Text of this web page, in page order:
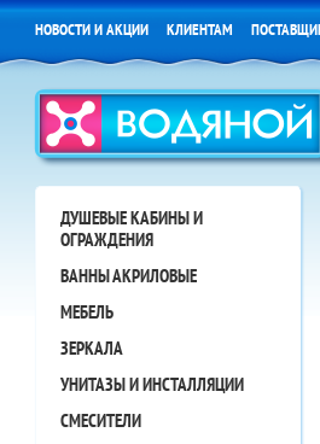
НОВОСТИ И АКЦИИ КЛИЕНТАМ
ДУШЕВЫЕ КАБИНЫ И
ОГРАЖДЕНИЯ
ВАННЫ АКРИЛОВЫЕ
МЕБЕЛЬ
ЗЕРКАЛА
УНИТАЗЫ И ИНСТАЛЛЯЦИИ
СМЕСИТЕЛИ